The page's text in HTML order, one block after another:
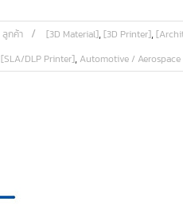
ลูกค้า [3D Material],[3D Printer],
[SLA/DLP Printer], Automotive /